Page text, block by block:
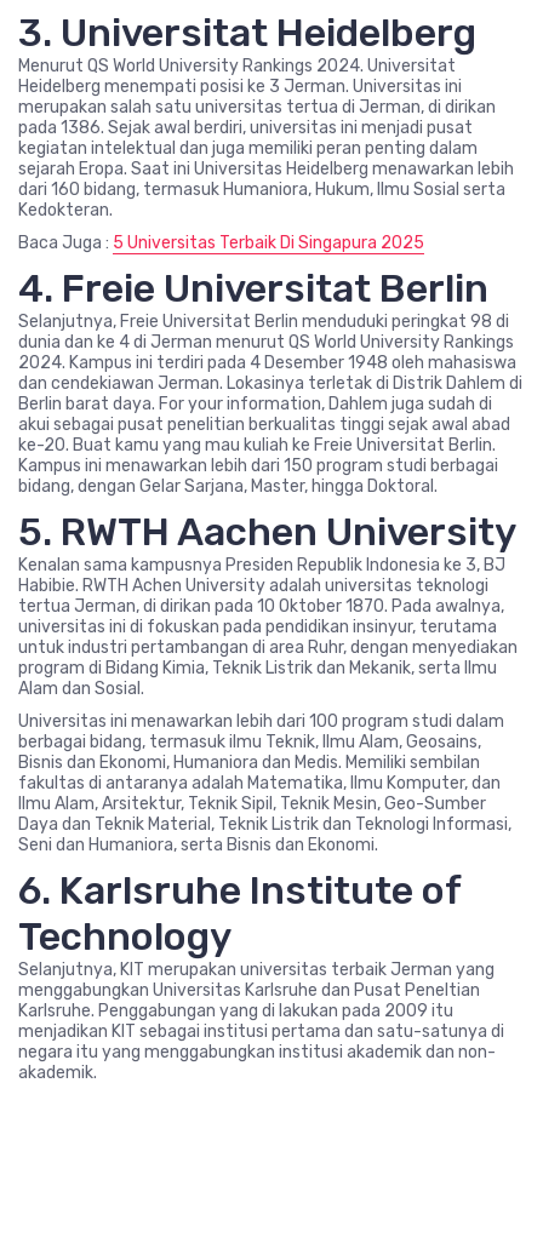
3. Universitat Heidelberg
Menurut QS World University Rankings 2024. Universitat
Heidelberg menempati posisi ke 3 Jerman. Universitas ini
merupakan salah satu universitas tertua di Jerman, di dirikan
pada 1386. Sejak awal berdiri, universitas ini menjadi pusat
kegiatan intelektual dan juga memiliki peran penting dalam
sejarah Eropa. Saat ini Universitas Heidelberg menawarkan lebih
dari 160 bidang, termasuk Humaniora, Hukum, Ilmu Sosial serta
Kedokteran.
Baca Juga : 5 Universitas Terbaik Di Singapura 2025
4. Freie Universitat Berlin
Selanjutnya, Freie Universitat Berlin menduduki peringkat 98 di
dunia dan ke 4 di Jerman menurut QS World University Rankings
2024. Kampus ini terdiri pada 4 Desember 1948 oleh mahasiswa
dan cendekiawan Jerman. Lokasinya terletak di Distrik Dahlem di
Berlin barat daya. For your information, Dahlem juga sudah di
akui sebagai pusat penelitian berkualitas tinggi sejak awal abad
ke-20. Buat kamu yang mau kuliah ke Freie Universitat Berlin.
Kampus ini menawarkan lebih dari 150 program studi berbagai
bidang, dengan Gelar Sarjana, Master, hingga Doktoral.
5. RWTH Aachen University
Kenalan sama kampusnya Presiden Republik Indonesia ke 3, BJ
Habibie. RWTH Achen University adalah universitas teknologi
tertua Jerman, di dirikan pada 10 Oktober 1870. Pada awalnya,
universitas ini di fokuskan pada pendidikan insinyur, terutama
untuk industri pertambangan di area Ruhr, dengan menyediakan
program di Bidang Kimia, Teknik Listrik dan Mekanik, serta Ilmu
Alam dan Sosial.
Universitas ini menawarkan lebih dari 100 program studi dalam
berbagai bidang, termasuk ilmu Teknik, Ilmu Alam, Geosains,
Bisnis dan Ekonomi, Humaniora dan Medis. Memiliki sembilan
fakultas di antaranya adalah Matematika, Ilmu Komputer, dan
Ilmu Alam, Arsitektur, Teknik Sipil, Teknik Mesin, Geo-Sumber
Daya dan Teknik Material, Teknik Listrik dan Teknologi Informasi,
Seni dan Humaniora, serta Bisnis dan Ekonomi.
6. Karlsruhe Institute of
Technology
Selanjutnya, KIT merupakan universitas terbaik Jerman yang
menggabungkan Universitas Karlsruhe dan Pusat Peneltian
Karlsruhe. Penggabungan yang di lakukan pada 2009 itu
menjadikan KIT sebagai institusi pertama dan satu-satunya di
negara itu yang menggabungkan institusi akademik dan non-
akademik.